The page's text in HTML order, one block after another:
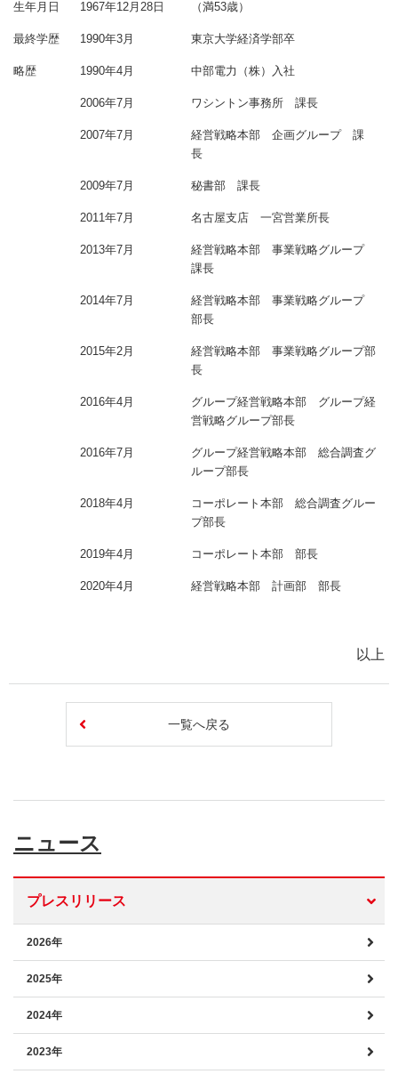
生年月日 1967年12月28日 （満53歳）
最終学歴 1990年3月 東京大学経済学部卒
略歴 1990年4月 中部電力（株）入社
2006年7月 ワシントン事務所 課長
2007年7月
経営戦略本部 企画グループ 課
長
2009年7月 秘書部 課長
2011年7月 名古屋支店 一宮営業所長
2013年7月
経営戦略本部 事業戦略グループ
課長
2014年7月
経営戦略本部 事業戦略グループ
部長
2015年2月
経営戦略本部 事業戦略グループ部
長
2016年4月
グループ経営戦略本部 グループ経
営戦略グループ部長
2016年7月
グループ経営戦略本部 総合調査グ
ループ部長
2018年4月
コーポレート本部 総合調査グルー
プ部長
2019年4月 コーポレート本部 部長
2020年4月 経営戦略本部 計画部 部長
以上
一覧へ戻る
ニュース
プレスリリース
2026年
2025年
2024年
2023年